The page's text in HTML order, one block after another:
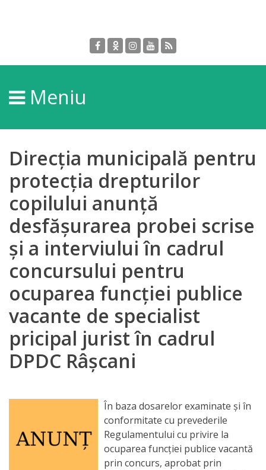
DGPDC
Informații
despre
DGPDC
Subdiviziuni/Servicii
Structura
Strategia
Orarul
audienței
Managementul
instituției
Planuri
de
Parteneriate
Meniu
Direcţia municipală pentru
protecţia drepturilor
copilului anunţă
desfăşurarea probei scrise
şi a interviului în cadrul
concursului pentru
ocuparea funcţiei publice
vacante de specialist
pricipal jurist în cadrul
DPDC Râșcani
În baza dosarelor examinate şi în
conformitate cu prevederile
Regulamentului cu privire la
ocuparea funcţiei publice vacantă
prin concurs, aprobat prin